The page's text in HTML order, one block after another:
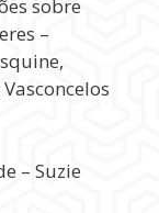
sobre
–
– Suzie